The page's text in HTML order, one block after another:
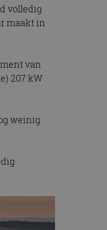
volledig
maakt in
van
207 kW
weinig